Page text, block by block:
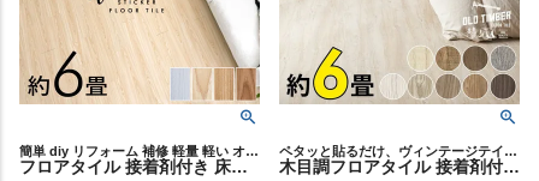
簡単 diy リフォーム 補修 軽量 軽い オーク チーク ヒッコリー
フロアタイル 接着剤付き 床材 貼るだけ シール 72枚 約 6畳 ブラウン ベージュ グレー ホワイト [84075]【 nature ナチュール 接着 粘着 木目調 フローリング タイル マット カーペット 床 シート フロア ナチュラル シック 接着剤不要 北欧 おしゃれ リゾート 西海岸風 男前 】
ペタッと貼るだけ、ヴィンテージテイストのフロアタイル。
木目調フロアタイル 接着剤付き 床材 貼るだけフローリングタイル72枚セット[接着タイプ オールドティンバー全9色]【生活雑貨のELEMENTS本店】床 シート リメイク DIY